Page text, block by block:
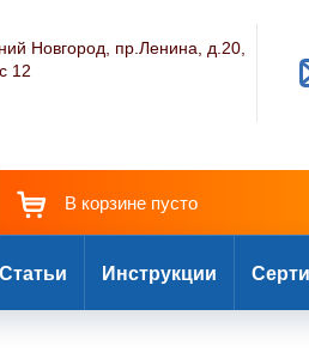
Новгород, пр.Ленина, д.20,
12
В корзине пусто
Статьи Инструкции